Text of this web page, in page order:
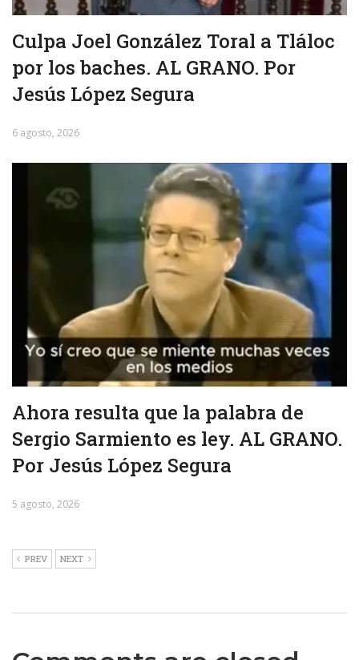
Culpa Joel González Toral a Tláloc
por los baches. AL GRANO. Por
Jesús López Segura
6 agosto, 2026
Ahora resulta que la palabra de
Sergio Sarmiento es ley. AL GRANO.
Por Jesús López Segura
5 agosto, 2026
PREV NEXT